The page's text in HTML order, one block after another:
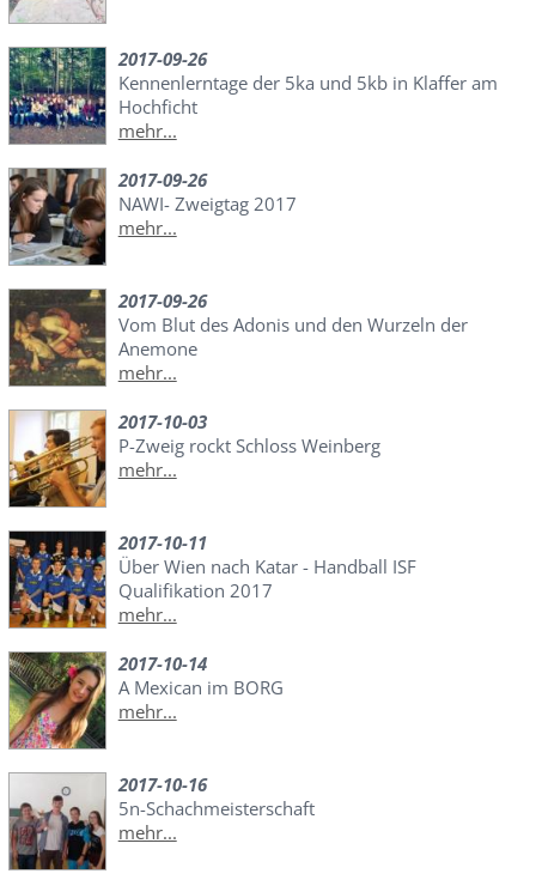
2017-09-26
Kennenlerntage der 5ka und 5kb in Klaffer am
Hochficht
mehr...
2017-09-26
NAWI- Zweigtag 2017
mehr...
2017-09-26
Vom Blut des Adonis und den Wurzeln der
Anemone
mehr...
2017-10-03
P-Zweig rockt Schloss Weinberg
mehr...
2017-10-11
Über Wien nach Katar - Handball ISF
Qualifikation 2017
mehr...
2017-10-14
A Mexican im BORG
mehr...
2017-10-16
5n-Schachmeisterschaft
mehr...